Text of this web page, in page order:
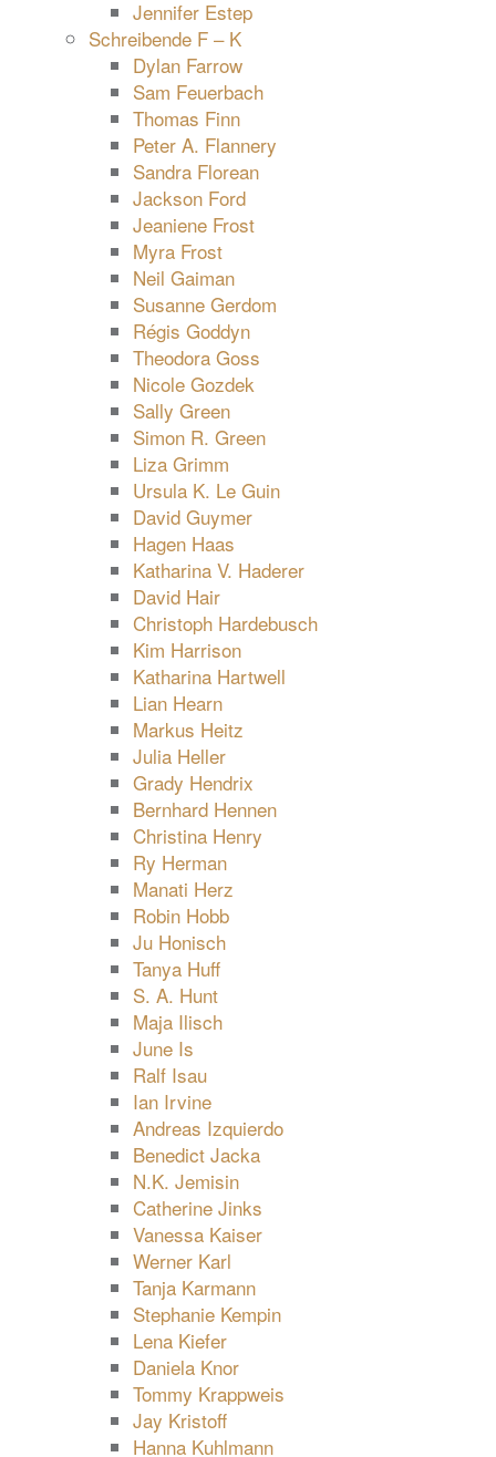
Jennifer Estep
Schreibende F – K
Dylan Farrow
Sam Feuerbach
Thomas Finn
Peter A. Flannery
Sandra Florean
Jackson Ford
Jeaniene Frost
Myra Frost
Neil Gaiman
Susanne Gerdom
Régis Goddyn
Theodora Goss
Nicole Gozdek
Sally Green
Simon R. Green
Liza Grimm
Ursula K. Le Guin
David Guymer
Hagen Haas
Katharina V. Haderer
David Hair
Christoph Hardebusch
Kim Harrison
Katharina Hartwell
Lian Hearn
Markus Heitz
Julia Heller
Grady Hendrix
Bernhard Hennen
Christina Henry
Ry Herman
Manati Herz
Robin Hobb
Ju Honisch
Tanya Huff
S. A. Hunt
Maja Ilisch
June Is
Ralf Isau
Ian Irvine
Andreas Izquierdo
Benedict Jacka
N.K. Jemisin
Catherine Jinks
Vanessa Kaiser
Werner Karl
Tanja Karmann
Stephanie Kempin
Lena Kiefer
Daniela Knor
Tommy Krappweis
Jay Kristoff
Hanna Kuhlmann